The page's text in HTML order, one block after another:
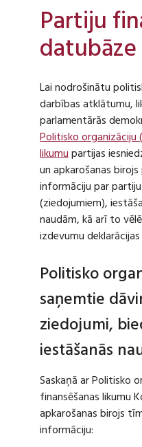
Partiju
datubāze
Lai nodrošinātu
darbības atklātumu,
parlamentārās
Politisko organizāciju
likumupartijas
un apkarošanas
informāciju par
(ziedojumiem),
naudām, kā arī to
izdevumu
Politisko
saņemtie
ziedojumi,
iestāšanās
Saskaņā ar Politisko
finansēšanas likumu
apkarošanas birojs
informāciju: